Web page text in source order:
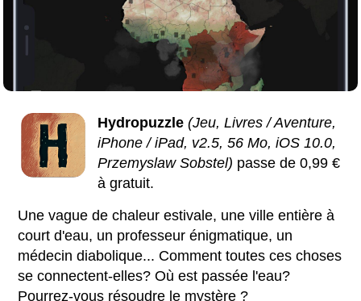
Hydropuzzle (Jeu, Livres / Aventure,
iPhone / iPad, v2.5, 56 Mo, iOS 10.0,
Przemyslaw Sobstel) passe de 0,99 €
à gratuit.
Une vague de chaleur estivale, une ville entière à
court d'eau, un professeur énigmatique, un
médecin diabolique... Comment toutes ces choses
se connectent-elles? Où est passée l'eau?
Pourrez-vous résoudre le mystère ?